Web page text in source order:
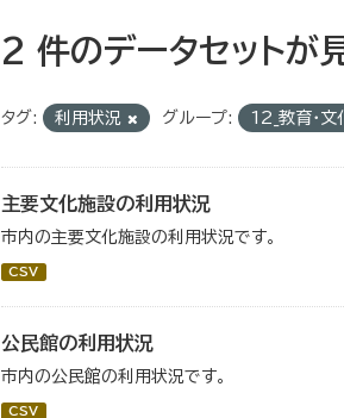
2 件のデータセットが
タグ: 利用状況 グループ: 12_教育・文
主要文化施設の利用状況
市内の主要文化施設の利用状況です。
CSV
公民館の利用状況
市内の公民館の利用状況です。
CSV